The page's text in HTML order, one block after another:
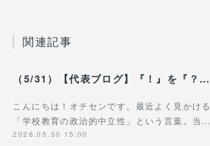
関連記事
（5/31）【代表ブログ】『！』を『？』に変えるだけで、 政治の対話は動き出す。 - 政治的中立は「状態」じゃなく「ふるまい」だ。
こんにちは！オチセンです。最近よく見かける
「学校教育の政治的中立性」という言葉。当…
2026.05.30 15:00